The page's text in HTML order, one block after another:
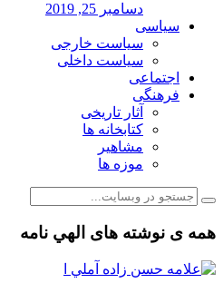
دسامبر 25, 2019
سیاسی
سیاست خارجی
سیاست داخلی
اجتماعی
فرهنگی
آثار تاریخی
کتابخانه ها
مشاهیر
موزه ها
همه ی نوشته های الهي نامه